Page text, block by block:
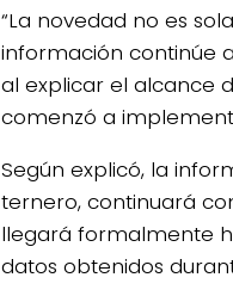
“La novedad no es
información continúe
al explicar el alcance
comenzó a
Según explicó, la
ternero, continuará
llegará formalmente
datos obtenidos